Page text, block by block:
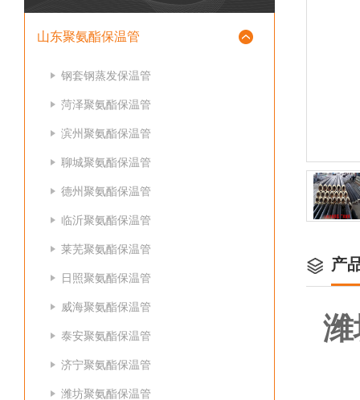
山东聚氨酯保温管
钢套钢蒸发保温管
菏泽聚氨酯保温管
滨州聚氨酯保温管
聊城聚氨酯保温管
德州聚氨酯保温管
临沂聚氨酯保温管
莱芜聚氨酯保温管
日照聚氨酯保温管
威海聚氨酯保温管
泰安聚氨酯保温管
济宁聚氨酯保温管
潍坊聚氨酯保温管
产